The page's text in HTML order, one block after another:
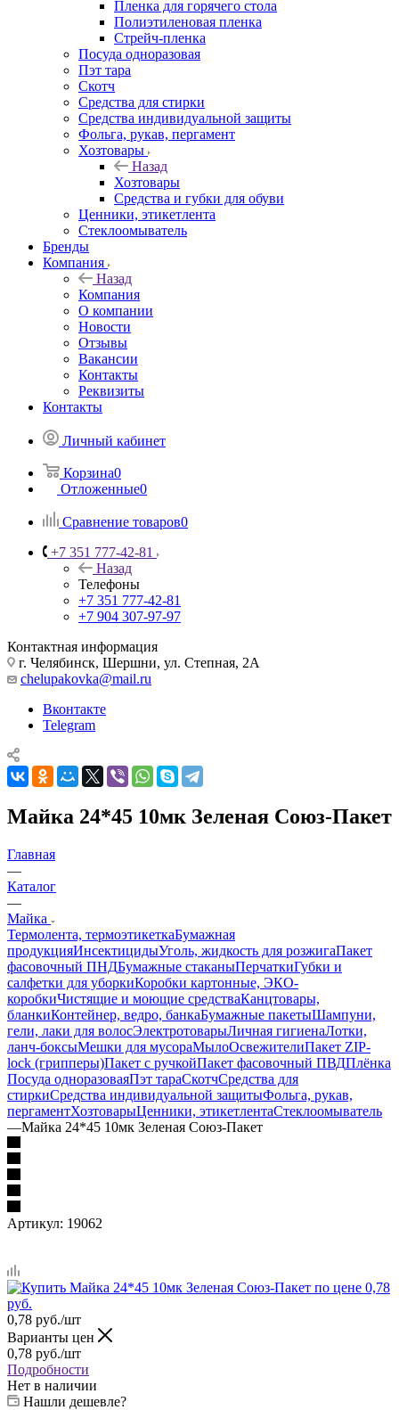
Пленка для горячего стола
Полиэтиленовая пленка
Стрейч-пленка
Посуда одноразовая
Пэт тара
Скотч
Средства для стирки
Средства индивидуальной защиты
Фольга, рукав, пергамент
Хозтовары
Назад
Хозтовары
Средства и губки для обуви
Ценники, этикетлента
Стеклоомыватель
Бренды
Компания
Назад
Компания
О компании
Новости
Отзывы
Вакансии
Контакты
Реквизиты
Контакты
Личный кабинет
Корзина0
Отложенные0
Сравнение товаров0
+7 351 777-42-81
Назад
Телефоны
+7 351 777-42-81
+7 904 307-97-97
Контактная информация
г. Челябинск, Шершни, ул. Степная, 2А
chelupakovka@mail.ru
Вконтакте
Telegram
Майка 24*45 10мк Зеленая Союз-Пакет
Главная
—
Каталог
—
Майка
Термолента, термоэтикеткаБумажная
продукцияИнсектицидыУголь, жидкость для розжигаПакет
фасовочный ПНДБумажные стаканыПерчаткиГубки и
салфетки для уборкиКоробки картонные, ЭКО-
коробкиЧистящие и моющие средстваКанцтовары,
бланкиКонтейнер, ведро, банкаБумажные пакетыШампуни,
гели, лаки для волосЭлектротоварыЛичная гигиенаЛотки,
ланч-боксыМешки для мусораМылоОсвежителиПакет ZIP-
lock (грипперы)Пакет с ручкойПакет фасовочный ПВДПлёнка
Посуда одноразоваяПэт тараСкотчСредства для
стиркиСредства индивидуальной защитыФольга, рукав,
пергаментХозтоварыЦенники, этикетлентаСтеклоомыватель
—Майка 24*45 10мк Зеленая Союз-Пакет
Артикул: 19062
0,78 руб./шт
Варианты цен
0,78 руб./шт
Подробности
Нет в наличии
Нашли дешевле?